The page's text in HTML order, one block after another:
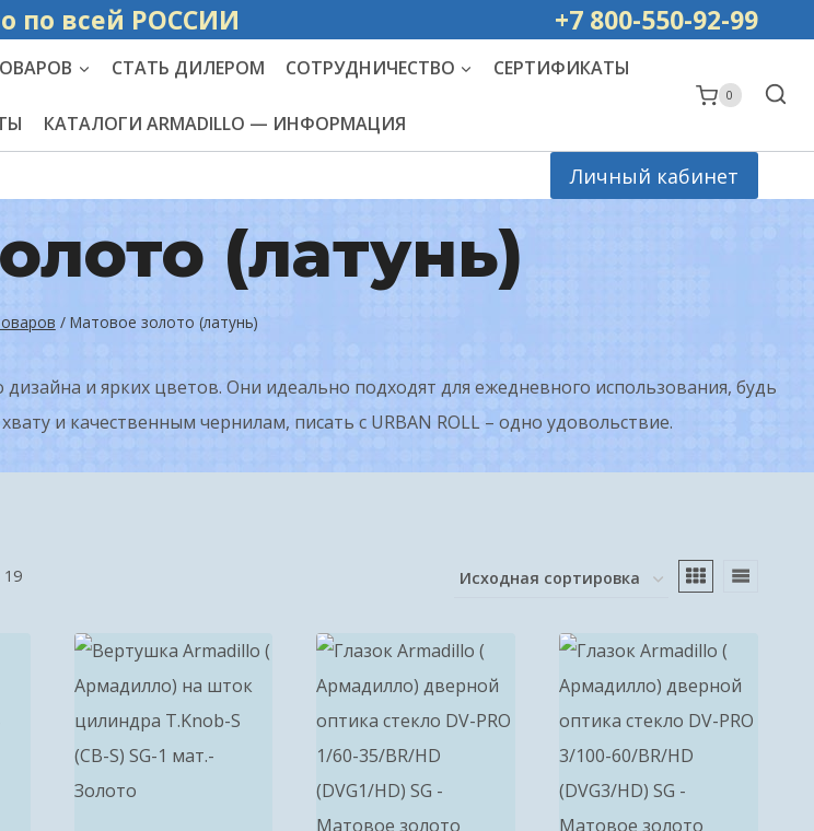
по всей РОССИИ +7 800-550-92-99
СТАТЬ ДИЛЕРОМ СОТРУДНИЧЕСТВО СЕРТИФИКАТЫ
КАТАЛОГИ ARMADILLO — ИНФОРМАЦИЯ
0
Личный кабинет
(латунь)
/ Матовое золото (латунь)
и ярких цветов. Они идеально подходят для ежедневного использования, будь
и качественным чернилам, писать с URBAN ROLL – одно удовольствие.